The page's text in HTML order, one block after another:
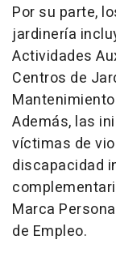
Por su parte,
jardinería
Actividades
Centros de
Además, las
víctimas de
discapacidad
Marca
de Empleo.